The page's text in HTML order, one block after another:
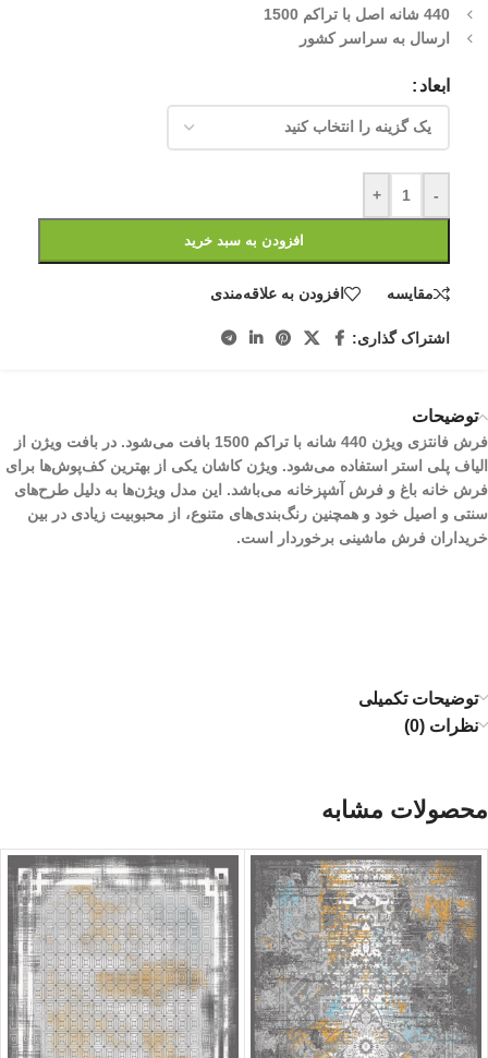
440 شانه اصل با تراکم 1500
ارسال به سراسر کشور
ابعاد
-
+
افزودن به سبد خرید
مقایسه افزودن به علاقه‌مندی
اشتراک گذاری:
توضیحات
فرش فانتزی ویژن 440 شانه با تراکم 1500 بافت می‌شود. در بافت ویژن از
الیاف پلی استر استفاده می‌شود. ویژن کاشان یکی از بهترین کف‌پوش‌ها برای
فرش خانه باغ و فرش آشپزخانه می‌باشد. این مدل ویژن‌ها به دلیل طرح‌های
سنتی و اصیل خود و همچنین رنگ‌بندی‌های متنوع، از محبوبیت زیادی در بین
خریداران فرش ماشینی برخوردار است.
توضیحات تکمیلی
نظرات (0)
محصولات مشابه